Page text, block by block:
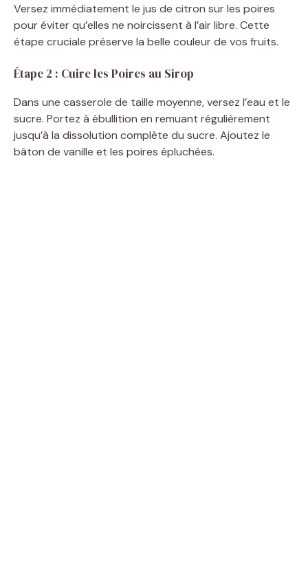
Versez immédiatement le jus de citron sur les poires
pour éviter qu’elles ne noircissent à l’air libre. Cette
étape cruciale préserve la belle couleur de vos fruits.
Étape 2 : Cuire les Poires au Sirop
Dans une casserole de taille moyenne, versez l’eau et le
sucre. Portez à ébullition en remuant régulièrement
jusqu’à la dissolution complète du sucre. Ajoutez le
bâton de vanille et les poires épluchées.